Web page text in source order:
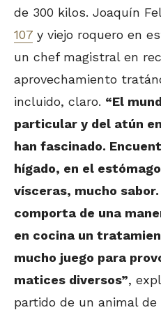
de 300 kilos. Joaquín
107 y viejo roquero en
un chef magistral en
aprovechamiento
incluido, claro. “El
particular y del atún
han fascinado.
hígado, en el
vísceras, mucho sabor.
comporta de una
en cocina un
mucho juego para
matices diversos”,
partido de un animal de